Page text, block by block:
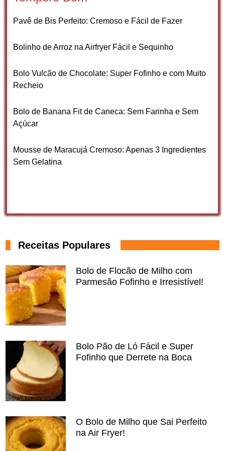
Pavê de Bis Perfeito: Cremoso e Fácil de Fazer
Bolinho de Arroz na Airfryer Fácil e Sequinho
Bolo Vulcão de Chocolate: Super Fofinho e com Muito
Recheio
Bolo de Banana Fit de Caneca: Sem Farinha e Sem
Açúcar
Mousse de Maracujá Cremoso: Apenas 3 Ingredientes
Sem Gelatina
Receitas Populares
Bolo de Flocão de Milho com
Parmesão Fofinho e Irresistível!
Bolo Pão de Ló Fácil e Super
Fofinho que Derrete na Boca
O Bolo de Milho que Sai Perfeito
na Air Fryer!